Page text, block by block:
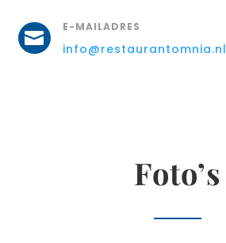

E-MAILADRES
info@restaurantomnia.nl
Foto’s